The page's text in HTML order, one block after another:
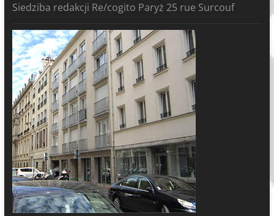
Siedziba redakcji Re/cogito Paryż 25 rue Surcouf